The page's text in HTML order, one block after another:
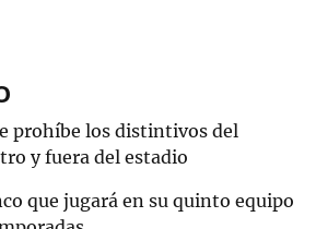
prohíbe los distintivos del
y fuera del estadio
que jugará en su quinto equipo